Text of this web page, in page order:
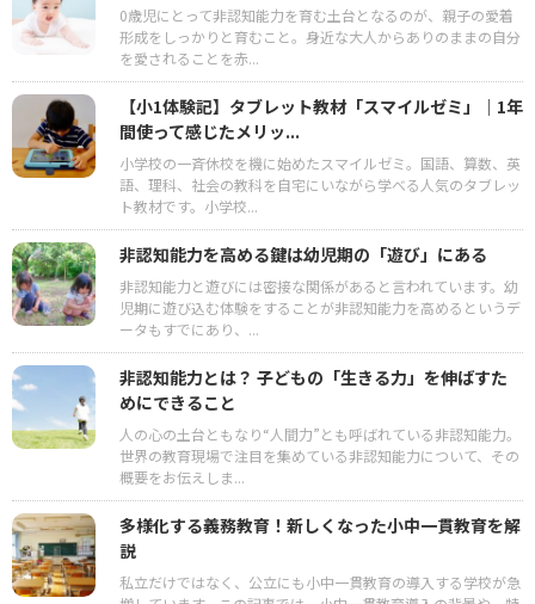
0歳児にとって非認知能力を育む土台となるのが、親子の愛着
形成をしっかりと育むこと。身近な大人からありのままの自分
を愛されることを赤...
【小1体験記】タブレット教材「スマイルゼミ」｜1年
間使って感じたメリッ...
小学校の一斉休校を機に始めたスマイルゼミ。国語、算数、英
語、理科、社会の教科を自宅にいながら学べる人気のタブレッ
ト教材です。小学校...
非認知能力を高める鍵は幼児期の「遊び」にある
非認知能力と遊びには密接な関係があると言われています。幼
児期に遊び込む体験をすることが非認知能力を高めるというデ
ータもすでにあり、...
非認知能力とは？ 子どもの「生きる力」を伸ばすた
めにできること
人の心の土台ともなり“人間力”とも呼ばれている非認知能力。
世界の教育現場で注目を集めている非認知能力について、その
概要をお伝えしま...
多様化する義務教育！新しくなった小中一貫教育を解
説
私立だけではなく、公立にも小中一貫教育の導入する学校が急